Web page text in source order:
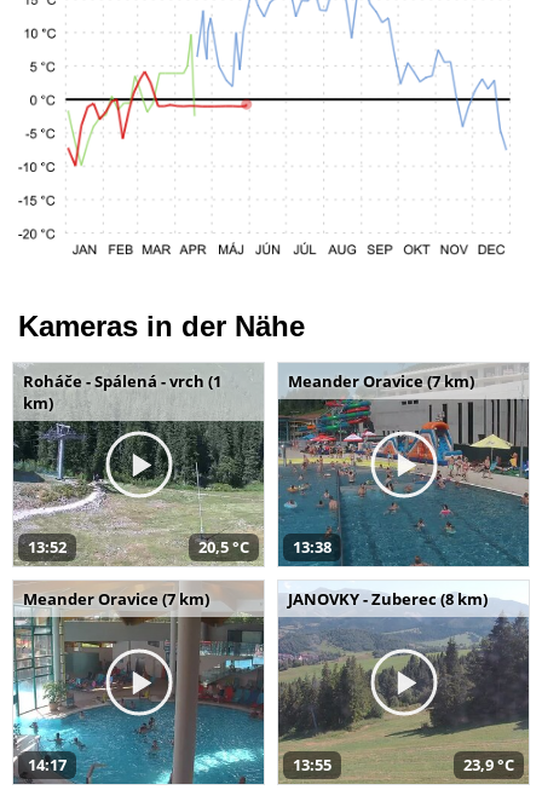
Kameras in der Nähe
Roháče - Spálená - vrch (1
km)
13:52 20,5 °C
Meander Oravice (7 km)
13:38
Meander Oravice (7 km)
14:17
JANOVKY - Zuberec (8 km)
13:55 23,9 °C